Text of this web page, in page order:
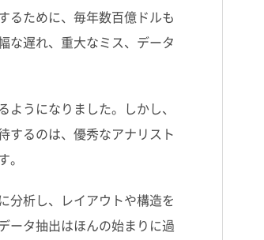
るために、毎年数百億ドルも
な遅れ、重大なミス、データ
うになりました。しかし、
するのは、優秀なアナリスト
分析し、レイアウトや構造を
ータ抽出はほんの始まりに過